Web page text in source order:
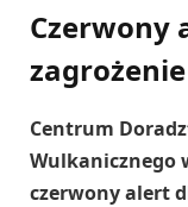
Czerwony
Centrum
Wulkanicznego
czerwony alert